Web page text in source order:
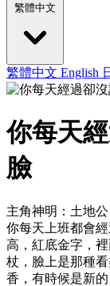
繁體中文
繁體中文 English
你每天
臉
主角神明：土地公
你每天上班都會
高，紅底金字，
杖，臉上是那種
香，有時候是新